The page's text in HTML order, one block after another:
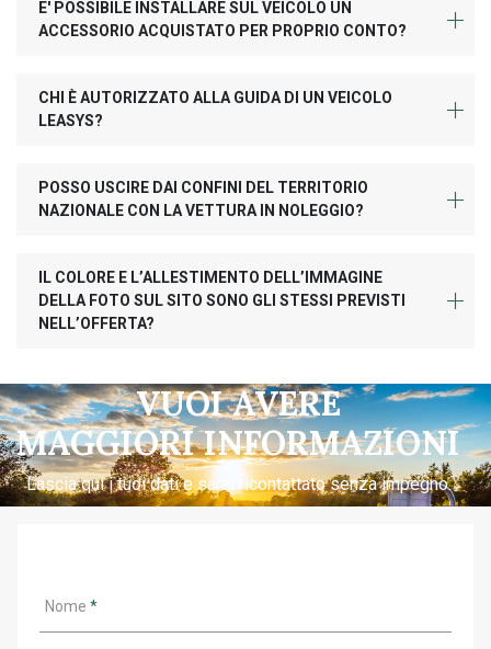
E' POSSIBILE INSTALLARE SUL VEICOLO UN
ACCESSORIO ACQUISTATO PER PROPRIO CONTO?
CHI È AUTORIZZATO ALLA GUIDA DI UN VEICOLO
LEASYS?
POSSO USCIRE DAI CONFINI DEL TERRITORIO
NAZIONALE CON LA VETTURA IN NOLEGGIO?
IL COLORE E L’ALLESTIMENTO DELL’IMMAGINE
DELLA FOTO SUL SITO SONO GLI STESSI PREVISTI
NELL’OFFERTA?
VUOI AVERE
MAGGIORI INFORMAZIONI
Lascia qui i tuoi dati e sarai ricontattato senza impegno.
Nome *